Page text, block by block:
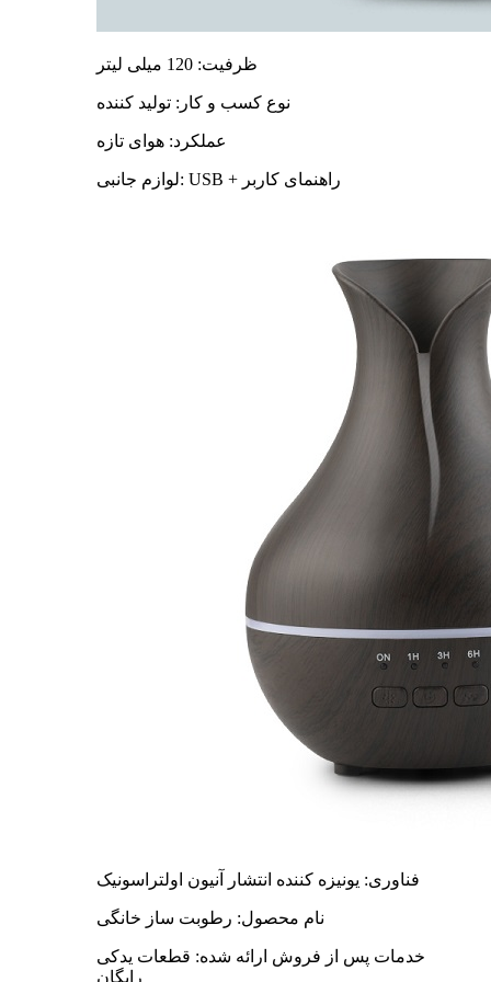
ظرفیت: 120 میلی لیتر
نوع کسب و کار: تولید کننده
عملکرد: هوای تازه
لوازم جانبی: USB + راهنمای کاربر
فناوری: یونیزه کننده انتشار آنیون اولتراسونیک
نام محصول: رطوبت ساز خانگی
خدمات پس از فروش ارائه شده: قطعات یدکی
رایگان